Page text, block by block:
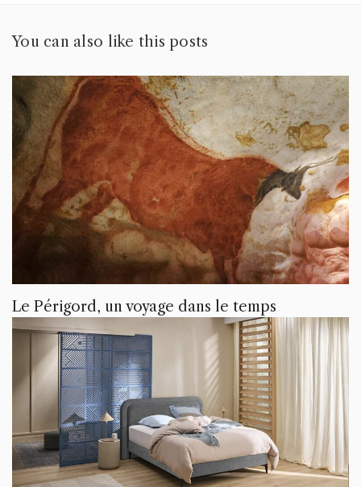
You can also like this posts
Le Périgord, un voyage dans le temps